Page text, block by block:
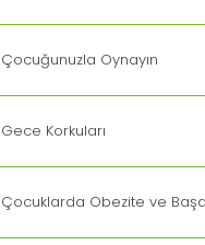
Çocuğunuzla Oynayın
Gece Korkuları
Çocuklarda Obezite ve